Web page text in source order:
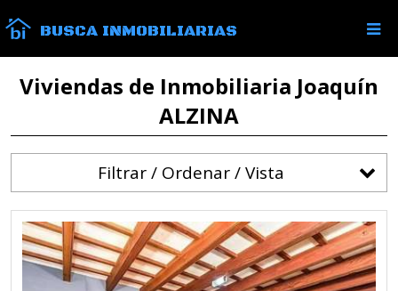
BUSCA INMOBILIARIAS
Viviendas de Inmobiliaria Joaquín
ALZINA
Filtrar / Ordenar / Vista